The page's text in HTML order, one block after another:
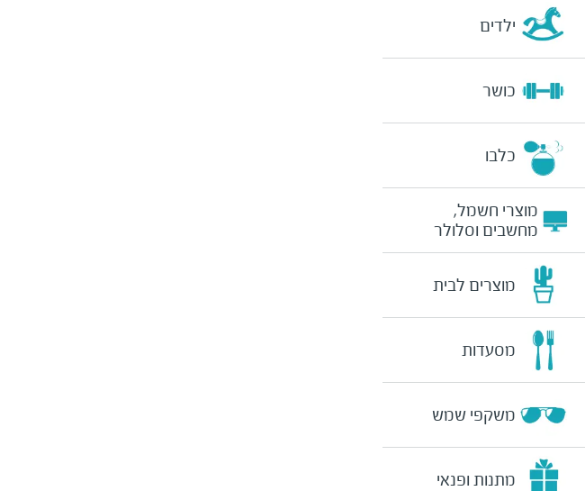
ילדים
כושר
כלבו
מוצרי חשמל,
מחשבים וסלולר
מוצרים לבית
מסעדות
משקפי שמש
מתנות ופנאי